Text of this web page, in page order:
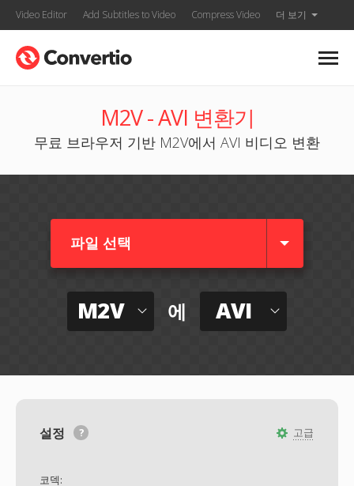
Video Editor Add Subtitles to Video Compress Video 더 보기
M2V - AVI 변환기
무료 브라우저 기반 M2V에서 AVI 비디오 변환
파일 선택
M2V 에 AVI
고급
설정
코덱: